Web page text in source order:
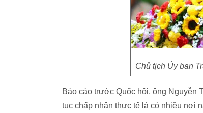
Chủ tịch Ủy ban
Báo cáo trước Quốc hội, ông Nguyễn
tục chấp nhận thực tế là có nhiều nơi